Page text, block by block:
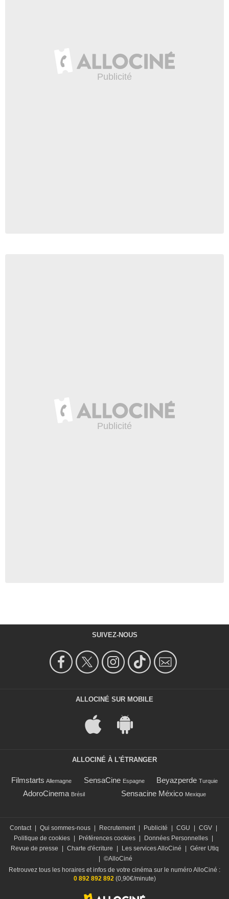
SUIVEZ-NOUS
ALLOCINÉ SUR MOBILE
ALLOCINÉ À L'ÉTRANGER
Filmstarts Allemagne SensaCine Espagne Beyazperde Turquie
AdoroCinema Brésil Sensacine México Mexique
Contact | Qui sommes-nous | Recrutement | Publicité | CGU | CGV |
Politique de cookies | Préférences cookies | Données Personnelles |
Revue de presse
| Charte d'écriture | Les services AlloCiné | Gérer Utiq
| ©AlloCiné
Retrouvez tous les horaires et infos de votre cinéma sur le numéro AlloCiné :
0 892 892 892 (0,90€/minute)